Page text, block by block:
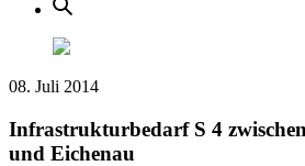
08. Juli 2014
Infrastrukturbedarf S 4
und Eichenau